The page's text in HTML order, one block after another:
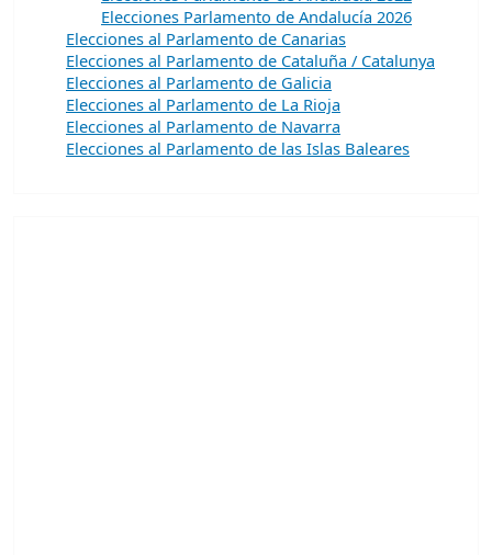
Elecciones Parlamento de Andalucía 2026
Elecciones al Parlamento de Canarias
Elecciones al Parlamento de Cataluña / Catalunya
Elecciones al Parlamento de Galicia
Elecciones al Parlamento de La Rioja
Elecciones al Parlamento de Navarra
Elecciones al Parlamento de las Islas Baleares